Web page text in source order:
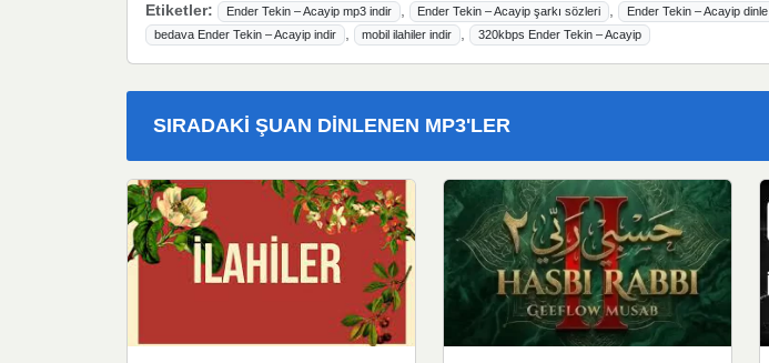
Etiketler: Ender Tekin – Acayip mp3 indir , Ender Tekin – Acayip şarkı sözleri , Ender Tekin – Acayip dinle
bedava Ender Tekin – Acayip indir , mobil ilahiler indir , 320kbps Ender Tekin – Acayip
SIRADAKI ŞUAN DINLENEN MP3'LER